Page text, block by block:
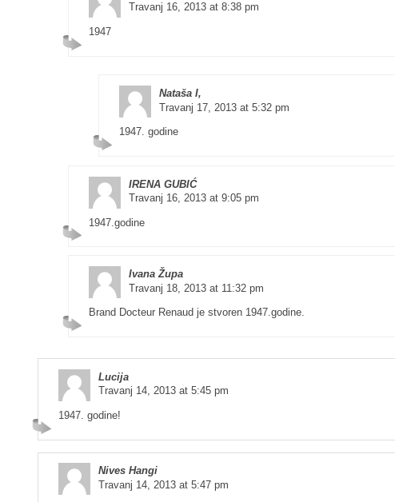
Travanj 16, 2013 at 8:38 pm
1947
Nataša I,
Travanj 17, 2013 at 5:32 pm
1947. godine
IRENA GUBIĆ
Travanj 16, 2013 at 9:05 pm
1947.godine
Ivana Župa
Travanj 18, 2013 at 11:32 pm
Brand Docteur Renaud je stvoren 1947.godine.
Lucija
Travanj 14, 2013 at 5:45 pm
1947. godine!
Nives Hangi
Travanj 14, 2013 at 5:47 pm